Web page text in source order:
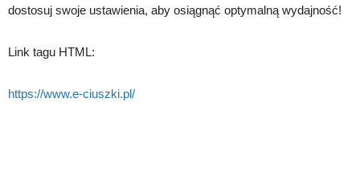
dostosuj swoje ustawienia, aby osiągnąć optymalną wydajność!
Link tagu HTML:
https://www.e-ciuszki.pl/